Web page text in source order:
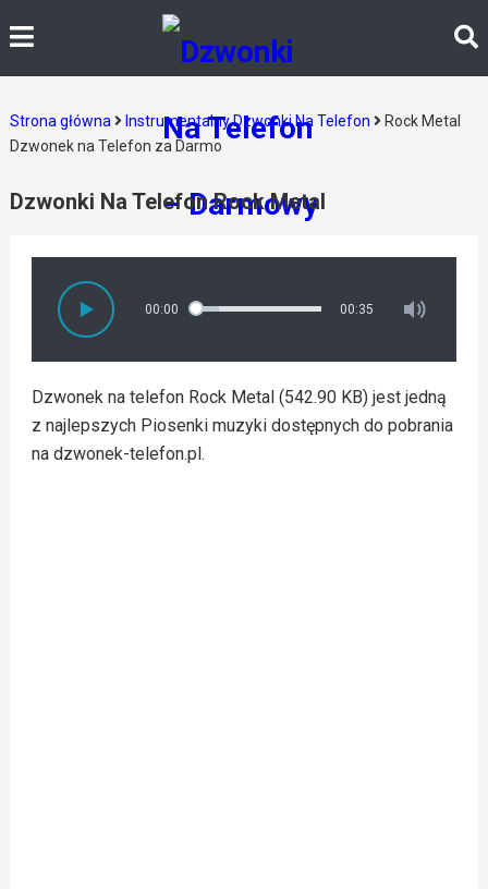
Strona główna Instrumentalny Dzwonki Na Telefon
Rock Metal
Dzwonek na Telefon za Darmo
Dzwonki Na Telefon Rock Metal
00:00 00:35
Dzwonek na telefon Rock Metal (542.90 KB) jest jedną
z najlepszych Piosenki muzyki dostępnych do pobrania
na dzwonek-telefon.pl.